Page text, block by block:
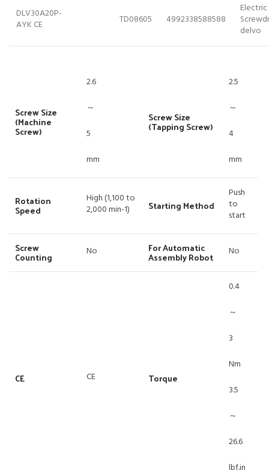
DLV30A20P-
AYK CE
TD08605 4992338588588
Electric
delvo
Screw Size
(Machine
Screw)
2.6
～
5
mm
Screw Size
(Tapping Screw)
2.5
～
4
mm
Rotation
Speed
High (1,100 to
2,000 min-1)
Starting Method
Push
to
start
Screw
Counting No For Automatic
Assembly Robot No
CE CE Torque
0.4
～
3
Nm
3.5
～
26.6